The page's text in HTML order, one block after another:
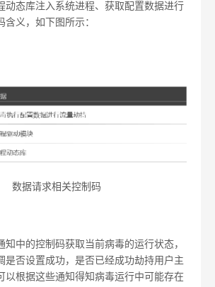
动态库注入系统进程、获取配置数据进行
含义，如下图所示：
数据请求相关控制码
知中的控制码获取当前病毒的运行状态，
是否设置成功，是否已经成功劫持用户主
以根据这些通知得知病毒运行中可能存在